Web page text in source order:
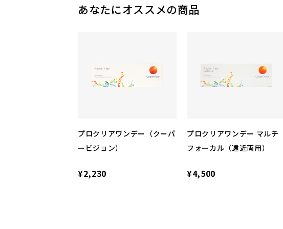
あなたにオススメの商品
プロクリアワンデー（クーパ
ービジョン）
¥2,230
プロクリアワンデー マルチ
フォーカル（遠近両用）
¥4,500